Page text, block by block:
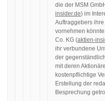
die der MSM
insider.de) im
Auftraggebers
vornehmen
Co. KG (aktien-
ihr verbundene
der
mit deren
kostenpflichtige
Erstellung der
Besprechung